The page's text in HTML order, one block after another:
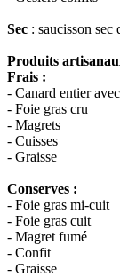
Sec : saucisson sec
Produits
Frais :
- Canard entier
- Foie gras cru
- Magrets
- Cuisses
- Graisse
Conserves :
- Foie gras mi-cuit
- Foie gras cuit
- Magret fumé
- Confit
- Graisse